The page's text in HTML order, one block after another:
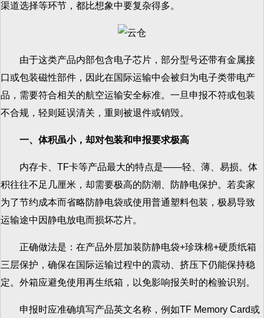
渠道选择等环节，都比想象中要复杂得多。
由于这类产品内部包含电子芯片，部分型号还带有金属接
口或包装磁性部件，因此在国际运输中会被归为电子类带电产
品，需要符合相关的航空运输安全标准。一旦申报不符或包装
不合规，轻则延误清关，重则被退件或销毁。
一、体积虽小，却对包装和申报要求极高
内存卡、TF卡等产品最大的特点是——轻、薄、易损。体
积往往不足几厘米，却需要极高的防潮、防静电保护。若卖家
为了节约成本而省略防静电袋或使用普通塑料包装，极易导致
运输途中因静电放电而损坏芯片。
正确做法是：在产品外层加装防静电袋+珍珠棉+硬质纸箱
三层保护，确保在国际运输过程中的震动、挤压下仍能保持稳
定。外箱应避免使用再生纸箱，以免影响报关时的检验识别。
申报时应准确填写产品英文名称，例如TF Memory Card或